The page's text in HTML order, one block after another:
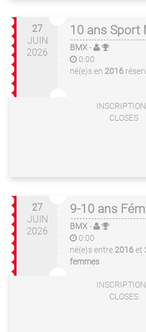
27
JUIN
2026
10 ans Sport
BMX-
0:00
né(e)s en 2016
CLOSES
27
JUIN
2026
9-10 ans
BMX-
0:00
né(e)s entre 2016et
femmes
CLOSES